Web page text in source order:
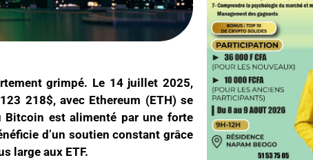
grimpé. Le 14 juillet 2025,
218$, avec Ethereum (ETH) se
Bitcoin est alimenté par une forte
d’un soutien constant grâce
large aux ETF.